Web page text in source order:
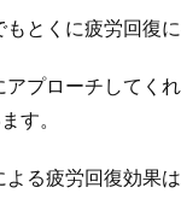
とくに疲労回復
プローチしてく
す。
よる疲労回復効果